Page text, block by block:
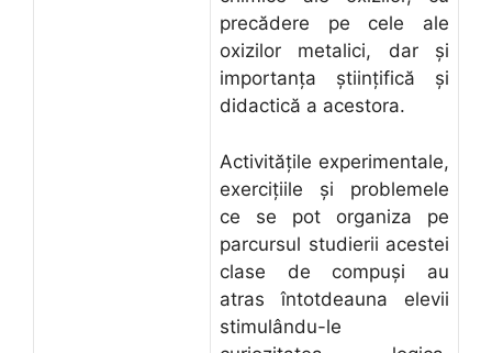
precădere pe cele ale
oxizilor metalici, dar şi
importanţa ştiinţifică şi
didactică a acestora.
Activităţile experimentale,
exerciţiile şi problemele
ce se pot organiza pe
parcursul studierii acestei
clase de compuşi au
atras întotdeauna elevii
stimulându-le